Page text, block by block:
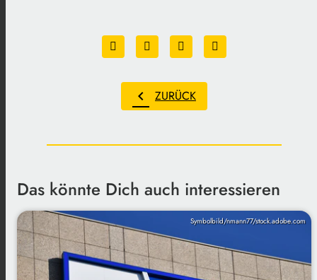
chevron_left ZURÜCK
Das könnte Dich auch interessieren
Symbolbild/nmann77/stock.adobe.com